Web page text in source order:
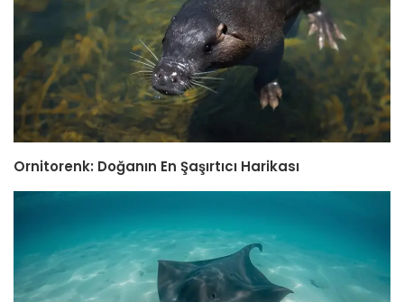
Ornitorenk: Doğanın En Şaşırtıcı Harikası